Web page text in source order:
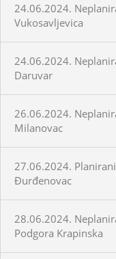
24.06.2024.
Vukosavljevica
24.06.2024.
Daruvar
26.06.2024.
Milanovac
27.06.2024.
Đurđenovac
28.06.2024.
Podgora Krapinska